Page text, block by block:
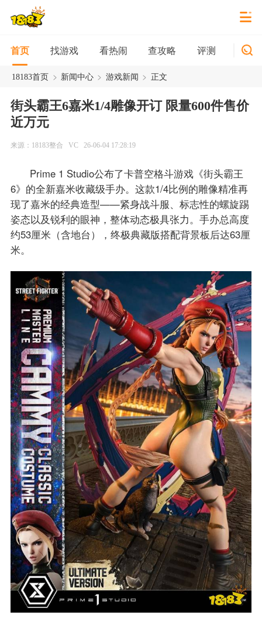
首页 找游戏 看热闹 查攻略 评测 新游
18183首页 > 新闻中心 > 游戏新闻 > 正文
街头霸王6嘉米1/4雕像开订 限量600件售价
近万元
来源：18183整合 VC 26-06-04 17:28:19
Prime 1 Studio公布了卡普空格斗游戏《街头霸王
6》的全新嘉米收藏级手办。这款1/4比例的雕像精准再
现了嘉米的经典造型——紧身战斗服、标志性的螺旋踢
姿态以及锐利的眼神，整体动态极具张力。手办总高度
约53厘米（含地台），终极典藏版搭配背景板后达63厘
米。